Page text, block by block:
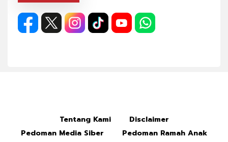
Tentang Kami
Disclaimer
Pedoman Media Siber
Pedoman Ramah Anak